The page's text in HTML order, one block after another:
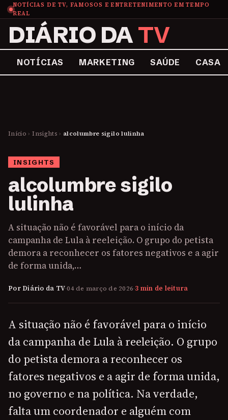
NOTÍCIAS DE TV, FAMOSOS E ENTRETENIMENTO EM TEMPO
REAL
DIÁRIO DATV
NOTÍCIAS MARKETING SAÚDE CASA
Início › Insights › alcolumbre sigilo lulinha
INSIGHTS
alcolumbre sigilo
lulinha
A situação não é favorável para o início da
campanha de Lula à reeleição. O grupo do petista
demora a reconhecer os fatores negativos e a agir
de forma unida,…
Por Diário da TV·04 de março de 2026·3 min de leitura
A situação não é favorável para o início
da campanha de Lula à reeleição. O grupo
do petista demora a reconhecer os
fatores negativos e a agir de forma unida,
no governo e na política. Na verdade,
falta um coordenador e alguém com